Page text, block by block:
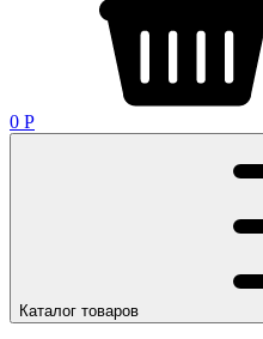
0 Р
Каталог товаров